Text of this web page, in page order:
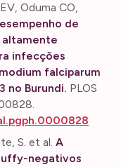
Oduma CO,
de
infecções
falciparum
no Burundi. PLOS
S. et al.A
negativos